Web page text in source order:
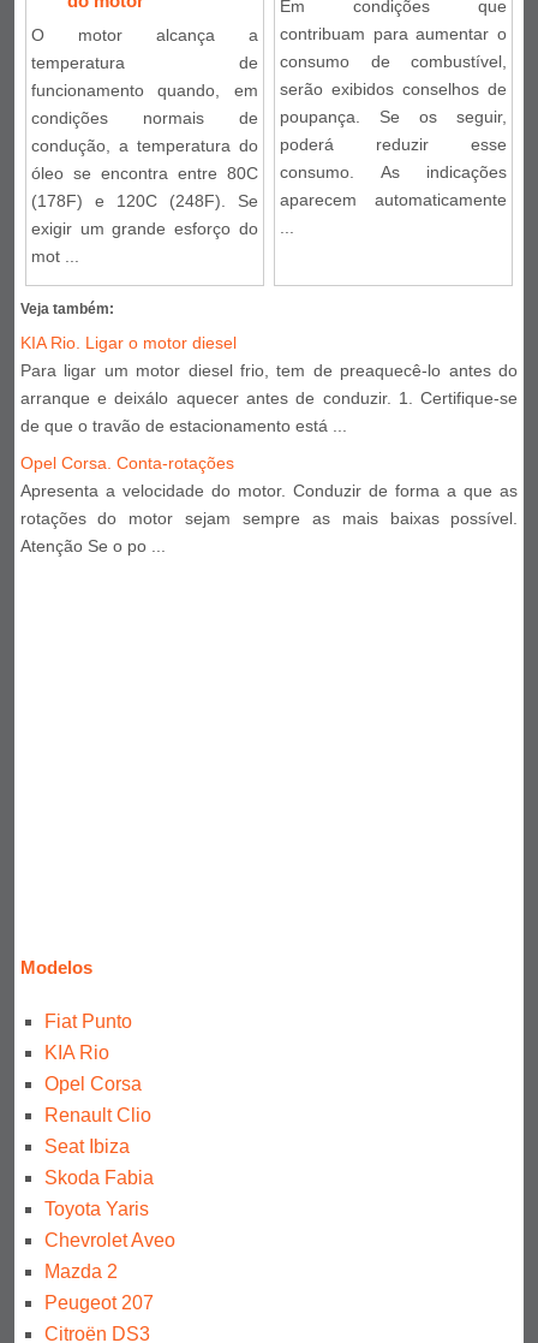
O motor alcança a
temperatura de
funcionamento quando, em
condições normais de
condução, a temperatura do
óleo se encontra entre 80C
(178F) e 120C (248F). Se
exigir um grande esforço do
mot ...
Em condições que
contribuam para aumentar o
consumo de combustível,
serão exibidos conselhos de
poupança. Se os seguir,
poderá reduzir esse
consumo. As indicações
aparecem automaticamente
Veja também:
KIA Rio. Ligar o motor diesel
Para ligar um motor diesel frio, tem de preaquecê-lo antes do
arranque e deixálo aquecer antes de conduzir. 1. Certifique-se
de que o travão de estacionamento está ...
Opel Corsa. Conta-rotações
Apresenta a velocidade do motor. Conduzir de forma a que as
rotações do motor sejam sempre as mais baixas possível.
Atenção Se o po ...
Modelos
Fiat Punto
KIA Rio
Opel Corsa
Renault Clio
Seat Ibiza
Skoda Fabia
Toyota Yaris
Chevrolet Aveo
Mazda 2
Peugeot 207
Citroën DS3